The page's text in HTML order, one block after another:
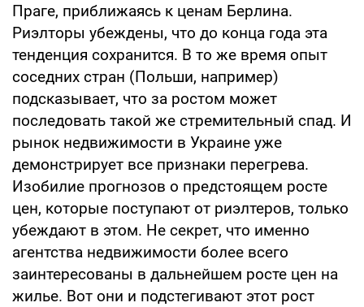
Праге, приближаясь к ценам Берлина.
Риэлторы убеждены, что до конца года эта
тенденция сохранится. В то же время опыт
соседних стран (Польши, например)
подсказывает, что за ростом может
последовать такой же стремительный спад. И
рынок недвижимости в Украине уже
демонстрирует все признаки перегрева.
Изобилие прогнозов о предстоящем росте
цен, которые поступают от риэлтеров, только
убеждают в этом. Не секрет, что именно
агентства недвижимости более всего
заинтересованы в дальнейшем росте цен на
жилье. Вот они и подстегивают этот рост